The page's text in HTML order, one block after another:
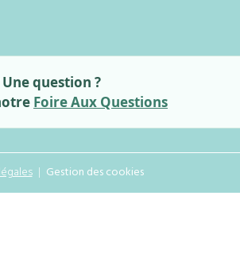
Une question ?
Foire Aux Questions
Gestion des cookies